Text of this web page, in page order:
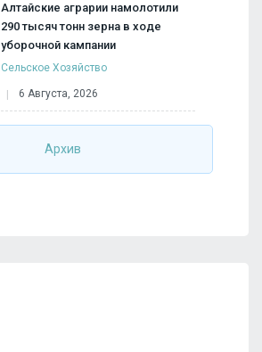
Алтайские аграрии намолотили
290 тысяч тонн зерна в ходе
уборочной кампании
Сельское Хозяйство
6 Августа, 2026
Архив